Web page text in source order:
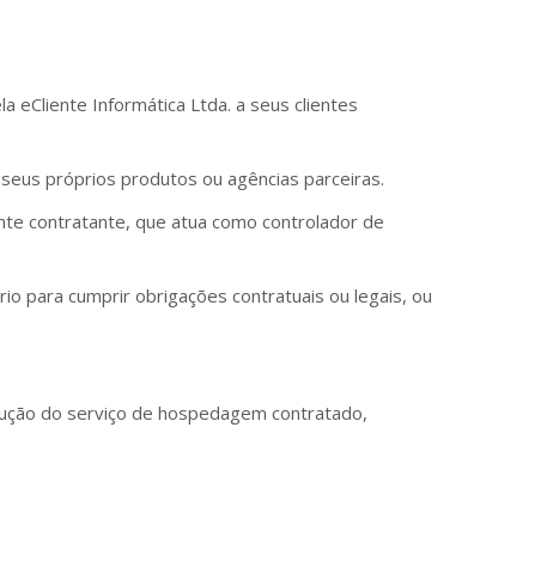
eCliente Informática Ltda. a seus clientes
próprios produtos ou agências parceiras.
contratante, que atua como controlador de
para cumprir obrigações contratuais ou legais, ou
do serviço de hospedagem contratado,